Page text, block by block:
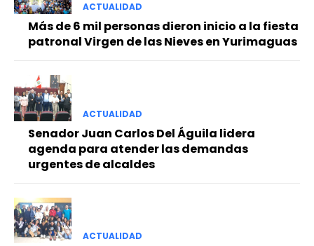
━ Planes
ACTUALIDAD
Más de 6 mil personas dieron inicio a la fiesta
patronal Virgen de las Nieves en Yurimaguas
ACTUALIDAD
Senador Juan Carlos Del Águila lidera
agenda para atender las demandas
urgentes de alcaldes
ACTUALIDAD